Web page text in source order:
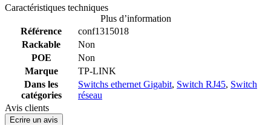
Caractéristiques techniques
Plus d’information
Référence
conf1315018
Rackable
Non
POE
Non
Marque
TP-LINK
Dans les
catégories
Switchs ethernet Gigabit, Switch RJ45, Switch
réseau
Avis clients
Ecrire un avis